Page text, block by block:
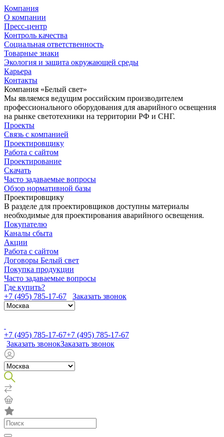
Компания
О компании
Пресс-центр
Контроль качества
Социальная ответственность
Товарные знаки
Экология и защита окружающей среды
Карьера
Контакты
Компания «Белый свет»
Мы являемся ведущим российским производителем
профессионального оборудования для аварийного освещения
на рынке светотехники на территории РФ и СНГ.
Проекты
Связь с компанией
Проектировщику
Работа с сайтом
Проектирование
Скачать
Часто задаваемые вопросы
Обзор нормативной базы
Проектировщику
В разделе для проектировщиков доступны материалы
необходимые для проектирования аварийного освещения.
Покупателю
Каналы сбыта
Акции
Работа с сайтом
Договоры Белый свет
Покупка продукции
Часто задаваемые вопросы
Где купить?
+7 (495) 785-17-67
Заказать звонок
+7 (495) 785-17-67+7 (495) 785-17-67
Заказать звонокЗаказать звонок